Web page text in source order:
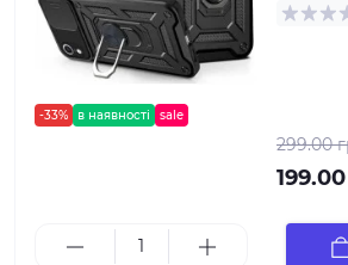
-33% в наявності sale
299.00